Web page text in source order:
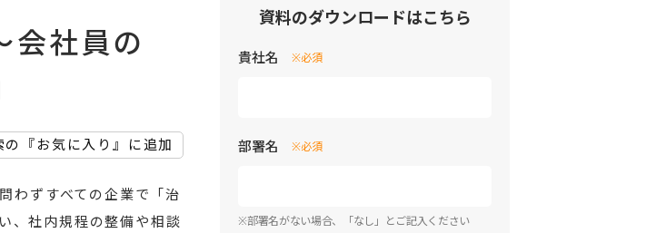
会社員の
『お気に入り』に追加
わずすべての企業で「治
、社内規程の整備や相談
資料のダウンロードはこちら
貴社名 ※必須
部署名 ※必須
※部署名がない場合、「なし」とご記入ください